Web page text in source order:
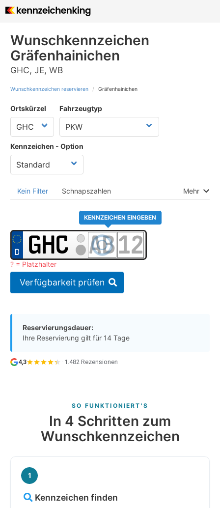
Wunschkennzeichen
Gräfenhainichen
GHC, JE, WB
Wunschkennzeichen reservieren Gräfenhainichen
Ortskürzel Fahrzeugtyp
Kennzeichen - Option
Kein Filter Schnapszahlen Mehr
KENNZEICHEN EINGEBEN
? = Platzhalter
Verfügbarkeit prüfen
Reservierungsdauer:
Ihre Reservierung gilt für 14 Tage
4,3 · 1.482 Rezensionen
SO FUNKTIONIERT'S
In 4 Schritten zum
Wunschkennzeichen
1
Kennzeichen finden